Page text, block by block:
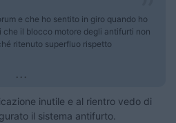
e che ho sentito in giro quando ho
che il blocco motore degli antifurti non
ritenuto superfluo rispetto
...
inutile e al rientro vedo di
il sistema antifurto.